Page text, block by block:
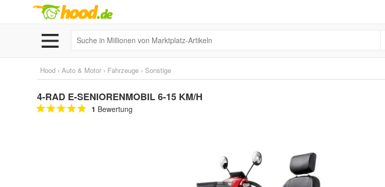
Hood › Auto & Motor › Fahrzeuge › Sonstige
4-RAD E-SENIORENMOBIL 6-15 KM/H
1 Bewertung